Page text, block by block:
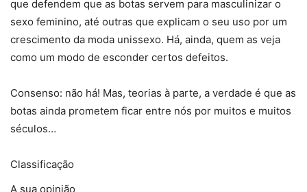
que defendem que as botas servem para masculinizar o
sexo feminino, até outras que explicam o seu uso por um
crescimento da moda unissexo. Há, ainda, quem as veja
como um modo de esconder certos defeitos.
Consenso: não há! Mas, teorias à parte, a verdade é que as
botas ainda prometem ficar entre nós por muitos e muitos
séculos…
Classificação
A sua opinião